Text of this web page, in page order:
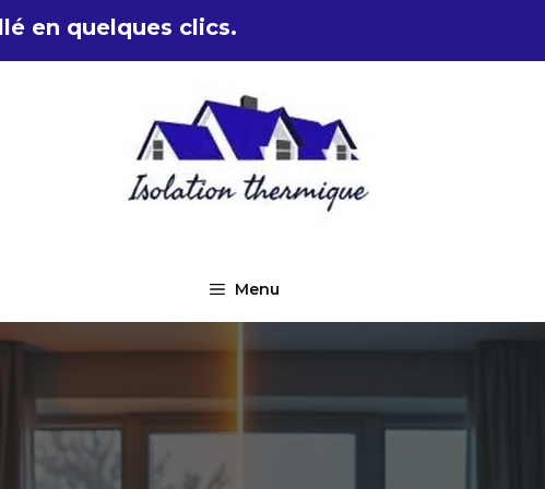
en quelques clics.
Menu